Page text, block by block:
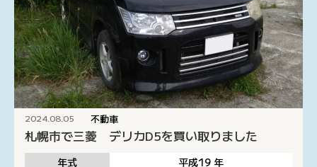
2024.08.05 不動車
札幌市で三菱 デリカD5を買い取りました
年式 平成19 年